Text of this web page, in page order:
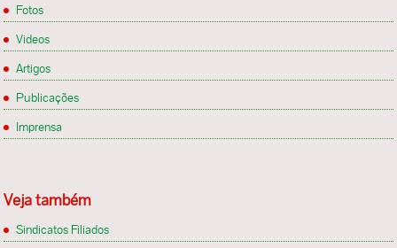
Fotos
Videos
Artigos
Publicações
Imprensa
Veja também
Sindicatos Filiados